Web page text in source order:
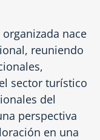
nace
reuniendo
sector turístico
del
perspectiva
en una